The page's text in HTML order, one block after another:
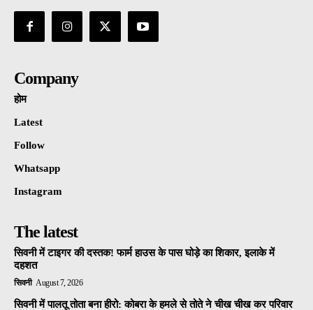
Company
होम
Latest
Follow
Whatsapp
Instagram
The latest
सिवनी में टाइगर की दस्तक! फार्म हाउस के पास घोड़े का शिकार, इलाके में
दहशत
सिवनी August 7, 2026
सिवनी में पालतू तोता बना हीरो: कोबरा के हमले से तोते ने चीख चीख कर परिवार